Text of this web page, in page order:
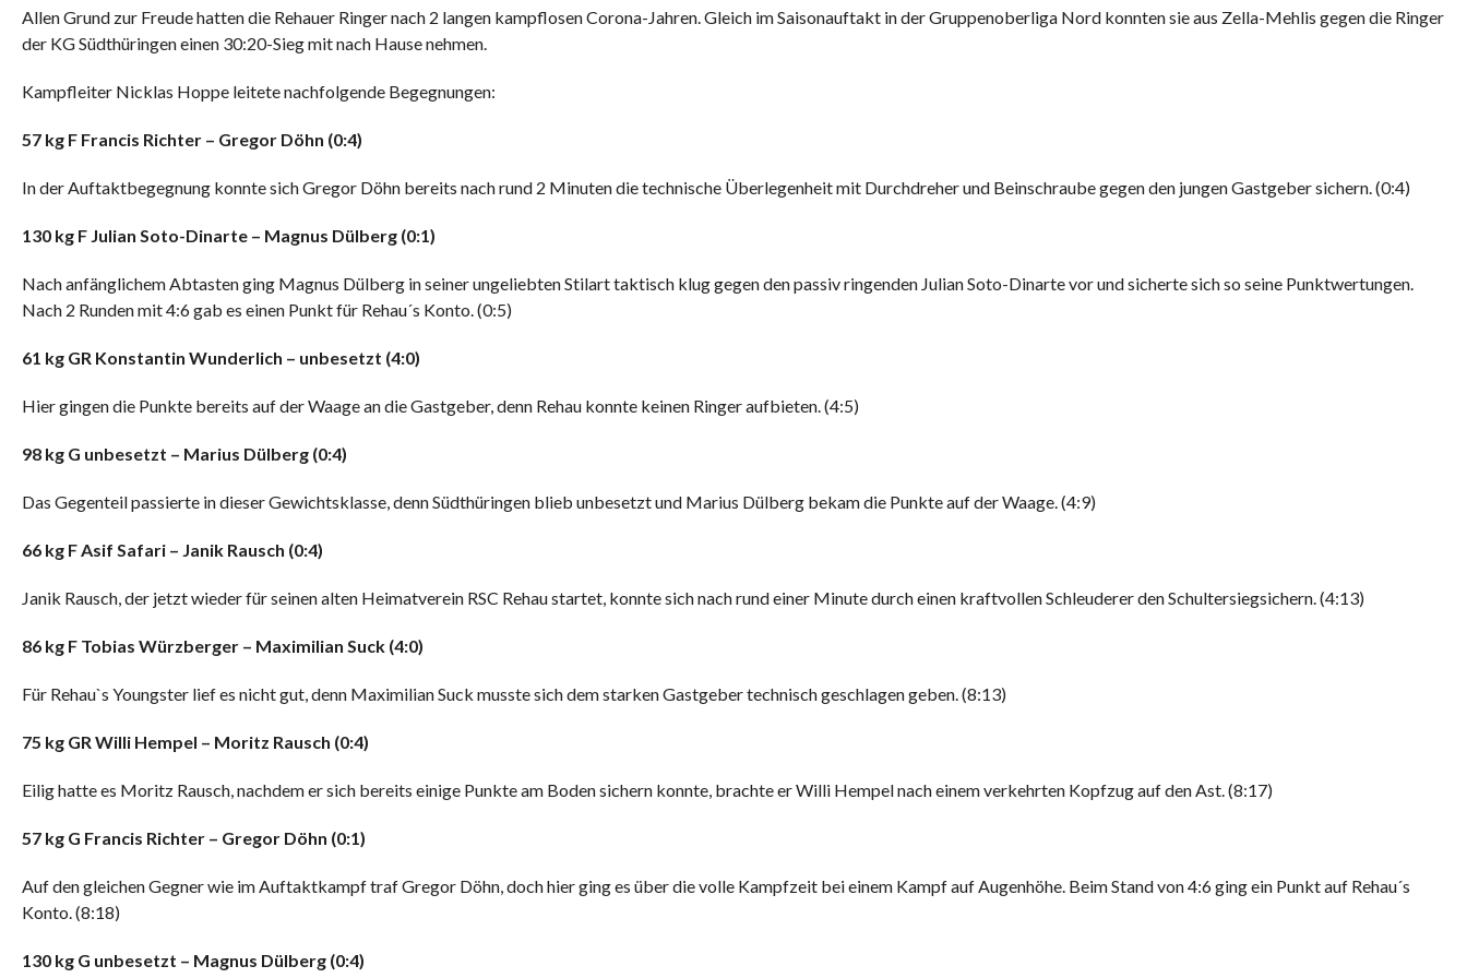
Allen Grund zur Freude hatten die Rehauer Ringer nach 2 langen kampflosen Corona-Jahren. Gleich im Saisonauftakt in der Gruppenoberliga Nord konnten sie aus Zella-Mehlis gegen die Ringer
der KG Südthüringen einen 30:20-Sieg mit nach Hause nehmen.
Kampfleiter Nicklas Hoppe leitete nachfolgende Begegnungen:
57 kg F Francis Richter – Gregor Döhn (0:4)
In der Auftaktbegegnung konnte sich Gregor Döhn bereits nach rund 2 Minuten die technische Überlegenheit mit Durchdreher und Beinschraube gegen den jungen Gastgeber sichern. (0:4)
130 kg F Julian Soto-Dinarte – Magnus Dülberg (0:1)
Nach anfänglichem Abtasten ging Magnus Dülberg in seiner ungeliebten Stilart taktisch klug gegen den passiv ringenden Julian Soto-Dinarte vor und sicherte sich so seine Punktwertungen.
Nach 2 Runden mit 4:6 gab es einen Punkt für Rehau´s Konto. (0:5)
61 kg GR Konstantin Wunderlich – unbesetzt (4:0)
Hier gingen die Punkte bereits auf der Waage an die Gastgeber, denn Rehau konnte keinen Ringer aufbieten. (4:5)
98 kg G unbesetzt – Marius Dülberg (0:4)
Das Gegenteil passierte in dieser Gewichtsklasse, denn Südthüringen blieb unbesetzt und Marius Dülberg bekam die Punkte auf der Waage. (4:9)
66 kg FAsif Safari – Janik Rausch (0:4)
Janik Rausch, der jetzt wieder für seinen alten Heimatverein RSC Rehau startet, konnte sich nach rund einer Minute durch einen kraftvollen Schleuderer den Schultersiegsichern. (4:13)
86 kg F Tobias Würzberger – Maximilian Suck (4:0)
Für Rehau`s Youngster lief es nicht gut, denn Maximilian Suck musste sich dem starken Gastgeber technisch geschlagen geben. (8:13)
75 kg GRWilli Hempel – Moritz Rausch (0:4)
Eilig hatte es Moritz Rausch, nachdem er sich bereits einige Punkte am Boden sichern konnte, brachte er Willi Hempel nach einem verkehrten Kopfzug auf den Ast. (8:17)
57 kg G Francis Richter – Gregor Döhn (0:1)
Auf den gleichen Gegner wie im Auftaktkampf traf Gregor Döhn, doch hier ging es über die volle Kampfzeit bei einem Kampf auf Augenhöhe. Beim Stand von 4:6 ging ein Punkt auf Rehau´s
Konto. (8:18)
130 kg G unbesetzt – Magnus Dülberg (0:4)